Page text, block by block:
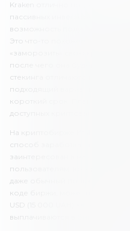
Kraken отлично подойдет и
пассивных инвесторов.
возможность получать
Это что-то похожее на
«заморозить» свою
после чего она будет
стекинга отличаются,
подходящий вариант –
короткий срок. Платформа
доступных криптовалют, для
На криптобирже Kraken
способ заработка –
заинтересован в
пользователям, которые
даже обычный пользователь,
коде биржи, может получить
USD (15 000 UAH) за репорт и
выплачиваются в биткоинах.